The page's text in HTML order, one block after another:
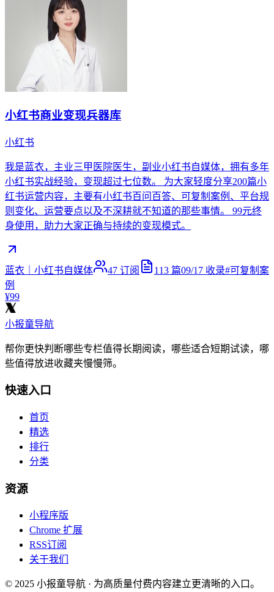
小红书商业变现兵器库
小红书
我是蓝衣，主业三甲医院医生，副业小红书自媒体，拥有多年
小红书实战经验，变现超过七位数。 为大家轻度分享200篇小
红书运营内容，主要有小红书百问百答、可复制案例、平台规
则变化、运营要点以及不深耕就不知道的那些事情。 99元终
身使用，助力大家正确与持续的变现模式。
蓝衣｜小红书自媒体 47 订阅 113 篇09/17 收录#可复制案
例
¥99
小报童导航
帮你更快判断哪些专栏值得长期阅读，哪些适合短期试读，哪
些值得放进收藏夹慢慢筛。
快速入口
首页
精选
排行
分类
资源
小程序版
Chrome 扩展
RSS订阅
关于我们
© 2025 小报童导航 · 为高质量付费内容建立更清晰的入口。